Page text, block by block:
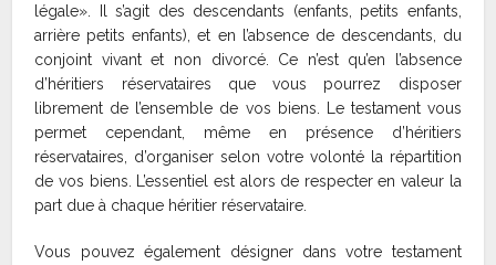
légale». Il s’agit des descendants (enfants, petits enfants,
arrière petits enfants), et en l’absence de descendants, du
conjoint vivant et non divorcé. Ce n’est qu’en l’absence
d’héritiers réservataires que vous pourrez disposer
librement de l’ensemble de vos biens. Le testament vous
permet cependant, même en présence d’héritiers
réservataires, d’organiser selon votre volonté la répartition
de vos biens. L’essentiel est alors de respecter en valeur la
part due à chaque héritier réservataire.
Vous pouvez également désigner dans votre testament